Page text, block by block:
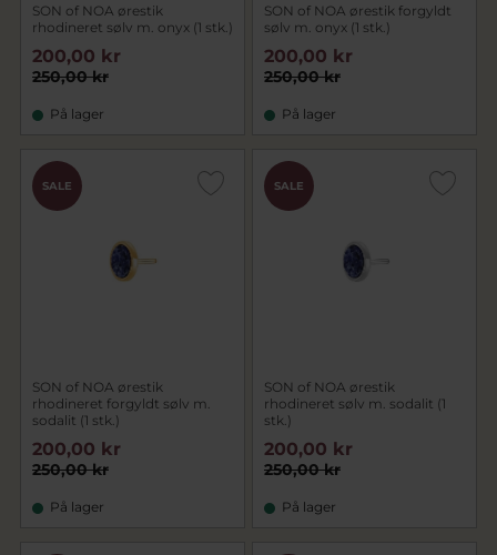
SON of NOA ørestik
rhodineret sølv m. onyx (1 stk.)
250,00 kr
200,00 kr
På lager
SON of NOA ørestik forgyldt
sølv m. onyx (1 stk.)
250,00 kr
200,00 kr
På lager
SALE
SON of NOA ørestik
rhodineret forgyldt sølv m.
sodalit (1 stk.)
250,00 kr
200,00 kr
På lager
SALE
SON of NOA ørestik
rhodineret sølv m. sodalit (1
stk.)
250,00 kr
200,00 kr
På lager